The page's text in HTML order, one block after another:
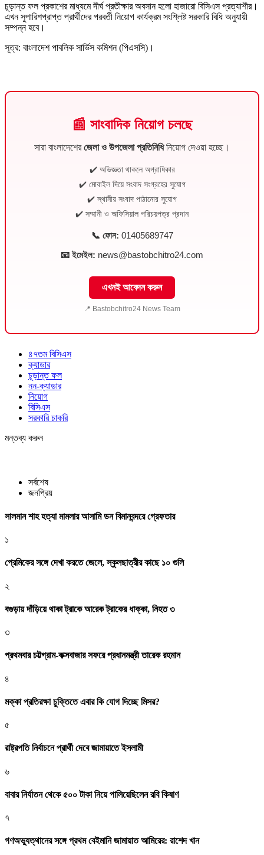
চূড়ান্ত ফল প্রকাশের মাধ্যমে দীর্ঘ প্রতীক্ষার অবসান হলো হাজারো বিসিএস প্রত্যাশীর।
এখন সুপারিশপ্রাপ্ত প্রার্থীদের পরবর্তী নিয়োগ কার্যক্রম সংশ্লিষ্ট সরকারি বিধি অনুযায়ী
সম্পন্ন হবে।
সূত্র: বাংলাদেশ পাবলিক সার্ভিস কমিশন (পিএসসি)।
📰 সাংবাদিক নিয়োগ চলছে
সারা বাংলাদেশেরজেলা ও উপজেলা প্রতিনিধিনিয়োগ দেওয়া হচ্ছে।
✔️ অভিজ্ঞতা থাকলে অগ্রাধিকার
✔️ মোবাইল দিয়ে সংবাদ সংগ্রহের সুযোগ
✔️ স্থানীয় সংবাদ পাঠানোর সুযোগ
✔️ সম্মানী ও অফিসিয়াল পরিচয়পত্র প্রদান
📞 ফোন: 01405689747
📧 ইমেইল: news@bastobchitro24.com
এখনই আবেদন করুন
📍 Bastobchitro24 News Team
৪৭তম বিসিএস
ক্যাডার
চূড়ান্ত ফল
নন-ক্যাডার
নিয়োগ
বিসিএস
সরকারি চাকরি
মন্তব্য করুন
সর্বশেষ
জনপ্রিয়
সালমান শাহ হত্যা মামলার আসামি ডন বিমানবন্দরে গ্রেফতার
১
প্রেমিকের সঙ্গে দেখা করতে জেলে, স্কুলছাত্রীর কাছে ১০ গুলি
২
বগুড়ায় দাঁড়িয়ে থাকা ট্রাকে আরেক ট্রাকের ধাক্কা, নিহত ৩
৩
প্রথমবার চট্টগ্রাম-কক্সবাজার সফরে প্রধানমন্ত্রী তারেক রহমান
৪
মক্কা প্রতিরক্ষা চুক্তিতে এবার কি যোগ দিচ্ছে মিসর?
৫
রাষ্ট্রপতি নির্বাচনে প্রার্থী দেবে জামায়াতে ইসলামী
৬
বাবার নির্যাতন থেকে ৫০০ টাকা নিয়ে পালিয়েছিলেন রবি কিষাণ
৭
গণঅভ্যুত্থানের সঙ্গে প্রথম বেইমানি জামায়াত আমিরের: রাশেদ খান